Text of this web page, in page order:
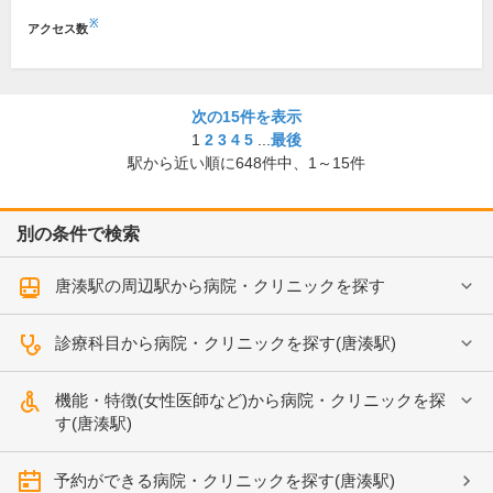
アクセス数※
次の15件を表示
1 2 3 4 5
最後
駅から近い順に648件中、 1～15件
別の条件で検索
唐湊駅の周辺駅から病院・クリニックを探す
診療科目から病院・クリニックを探す(唐湊駅)
機能・特徴(女性医師など)から病院・クリニックを探
す(唐湊駅)
予約ができる病院・クリニックを探す(唐湊駅)